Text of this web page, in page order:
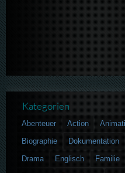
Kategorien
Abenteuer Action
Biographie
Dokumentation
Drama
Englisch
Familie